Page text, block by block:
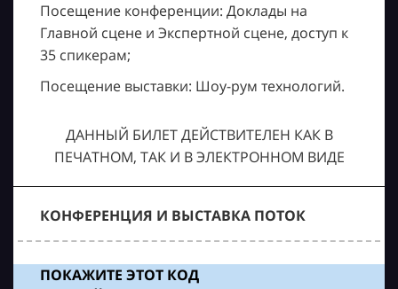
Посещение конференции: Доклады на
Главной сцене и Экспертной сцене, доступ к
35 спикерам;
Посещение выставки: Шоу-рум технологий.
ДАННЫЙ БИЛЕТ ДЕЙСТВИТЕЛЕН КАК В
ПЕЧАТНОМ, ТАК И В ЭЛЕКТРОННОМ ВИДЕ
КОНФЕРЕНЦИЯ И ВЫСТАВКА ПОТОК
ПОКАЖИТЕ ЭТОТ КОД